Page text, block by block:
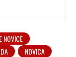
NOVICE
NOVICA